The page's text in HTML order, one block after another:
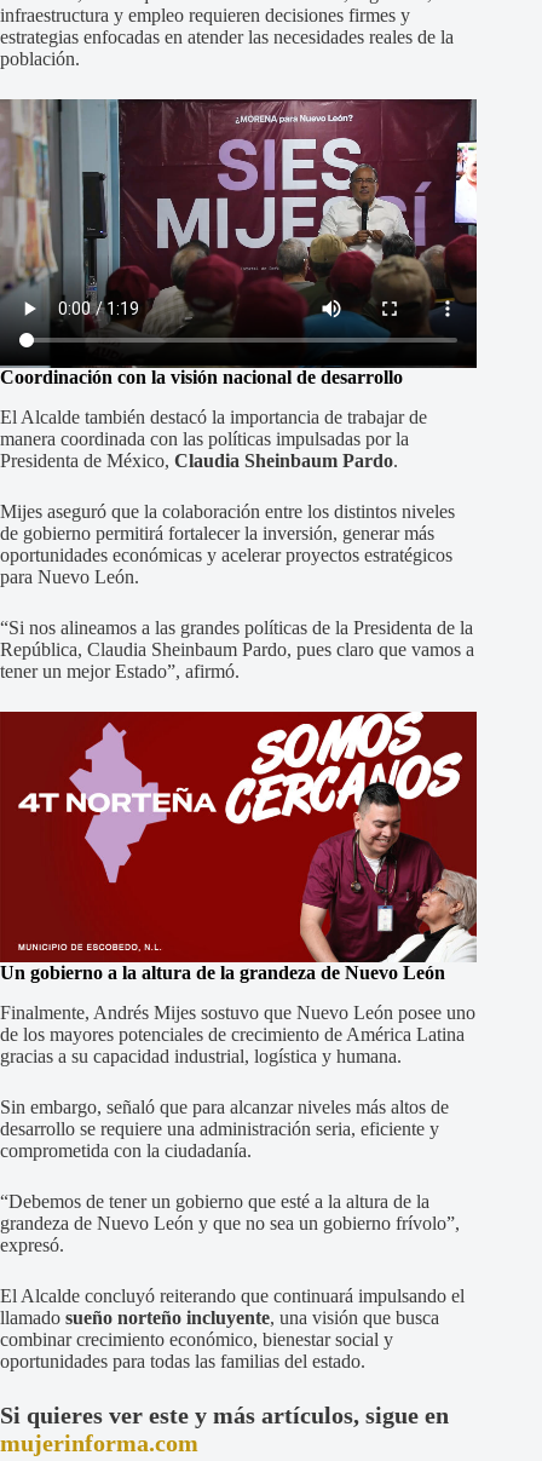
infraestructura y empleo requieren decisiones firmes y
estrategias enfocadas en atender las necesidades reales de la
población.
Coordinación con la visión nacional de desarrollo
El Alcalde también destacó la importancia de trabajar de
manera coordinada con las políticas impulsadas por la
Presidenta de México, Claudia Sheinbaum Pardo.
Mijes aseguró que la colaboración entre los distintos niveles
de gobierno permitirá fortalecer la inversión, generar más
oportunidades económicas y acelerar proyectos estratégicos
para Nuevo León.
“Si nos alineamos a las grandes políticas de la Presidenta de la
República, Claudia Sheinbaum Pardo, pues claro que vamos a
tener un mejor Estado”, afirmó.
Un gobierno a la altura de la grandeza de Nuevo León
Finalmente, Andrés Mijes sostuvo que Nuevo León posee uno
de los mayores potenciales de crecimiento de América Latina
gracias a su capacidad industrial, logística y humana.
Sin embargo, señaló que para alcanzar niveles más altos de
desarrollo se requiere una administración seria, eficiente y
comprometida con la ciudadanía.
“Debemos de tener un gobierno que esté a la altura de la
grandeza de Nuevo León y que no sea un gobierno frívolo”,
expresó.
El Alcalde concluyó reiterando que continuará impulsando el
llamado sueño norteño incluyente, una visión que busca
combinar crecimiento económico, bienestar social y
oportunidades para todas las familias del estado.
Si quieres ver este y más artículos, sigue en
mujerinforma.com